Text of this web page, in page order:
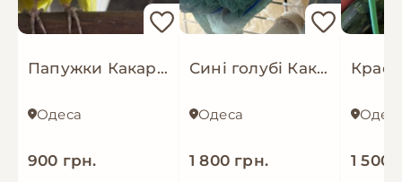
Папужки Какарики жовті, та зелені стрибуни
Одеса
900 грн.
Сині голубі Какарики молоді та для пари
Одеса
1 800 грн. 1 500